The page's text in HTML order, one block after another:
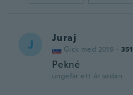
J Juraj
Gick med 2019 · 351
Pekné
ungefär ett år sedan